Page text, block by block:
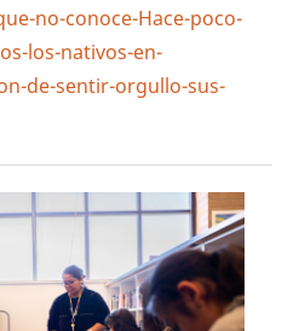
no-conoce-Hace-poco-
los-nativos-en-
de-sentir-orgullo-sus-